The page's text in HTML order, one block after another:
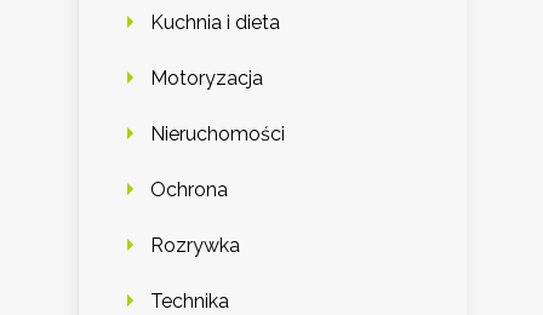
Kuchnia i dieta
Motoryzacja
Nieruchomości
Ochrona
Rozrywka
Technika